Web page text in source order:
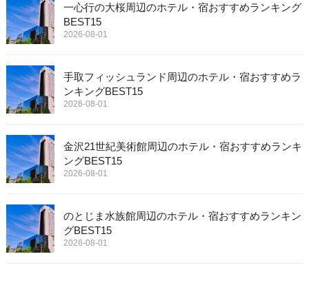
一心行の大桜周辺のホテル・宿おすすめランキング
BEST15
2026-08-01
手取フィッシュランド周辺のホテル・宿おすすめラ
ンキングBEST15
2026-08-01
金沢21世紀美術館周辺のホテル・宿おすすめランキ
ングBEST15
2026-08-01
のとじま水族館周辺のホテル・宿おすすめランキン
グBEST15
2026-08-01